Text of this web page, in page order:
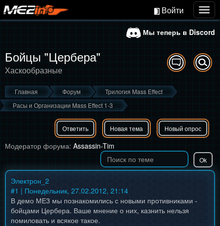
Войти
Мы теперь в Discord
Бойцы "Цербера"
Хаскообразные
Главная Форум
Трилогия Mass Effect
Расы и Организации Mass Effect 1-3
Ответить Новая тема Новый опрос
Модератор форума: Assassin-Tim
Электрон_2
#1 | Понедельник, 27.02.2012, 21:14
В демо МЕ3 мы познакомились с новыми противниками -
бойцами Цербера. Ваше мнение о них, казнить нельзя
помиловать и всякое такое.